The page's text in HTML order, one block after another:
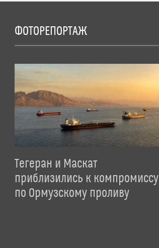
ФОТОРЕПОРТАЖ
Тегеран и Маскат
приблизились к компромиссу
по Ормузскому проливу